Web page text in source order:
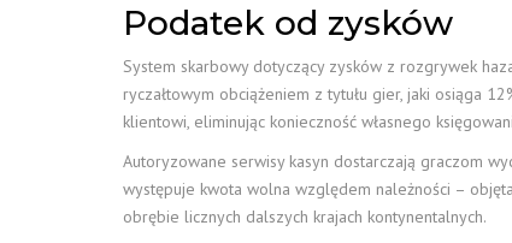
Podatek od zysków
System skarbowy dotyczący zysków z rozgrywek
ryczałtowym obciążeniem z tytułu gier, jaki osiąga
klientowi, eliminując konieczność własnego
Autoryzowane serwisy kasyn dostarczają graczom
występuje kwota wolna względem należności –
obrębie licznych dalszych krajach kontynentalnych.